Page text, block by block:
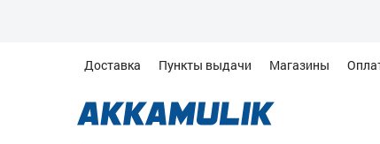
Доставка Пункты выдачи Магазины